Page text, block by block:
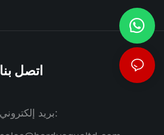
اتصل بنا
بريد إلكتروني: